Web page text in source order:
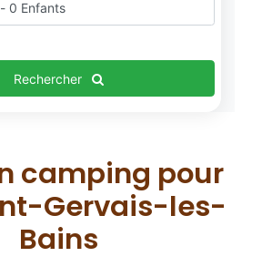
Rechercher
camping pour
Gervais-les-
Bains